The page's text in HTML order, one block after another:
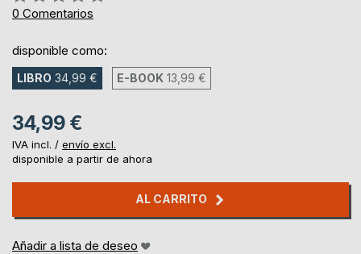
0%
0 Comentarios
disponible como:
LIBRO 34,99 € E-BOOK 13,99 €
34,99 €
IVA incl. / envío excl.
disponible a partir de ahora
AL CARRITO
Añadir a lista de deseo